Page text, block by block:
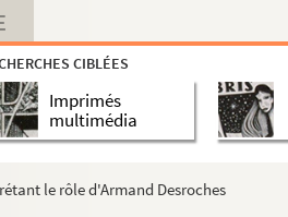
CIBLÉES
Imprimés
multimédia
le rôle d'Armand Desroches
en 5 actes et 8 tableaux. 1865
et 6 tableaux. 1890
en trois actes. 1917
d'après Ben Jonson. 1928
par Hélène Lara. Entre 1920 et 1960